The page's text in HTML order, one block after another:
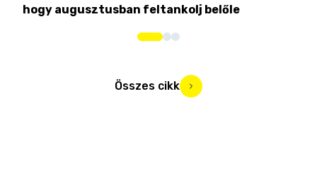
hogy augusztusban feltankolj belőle
Összes cikk